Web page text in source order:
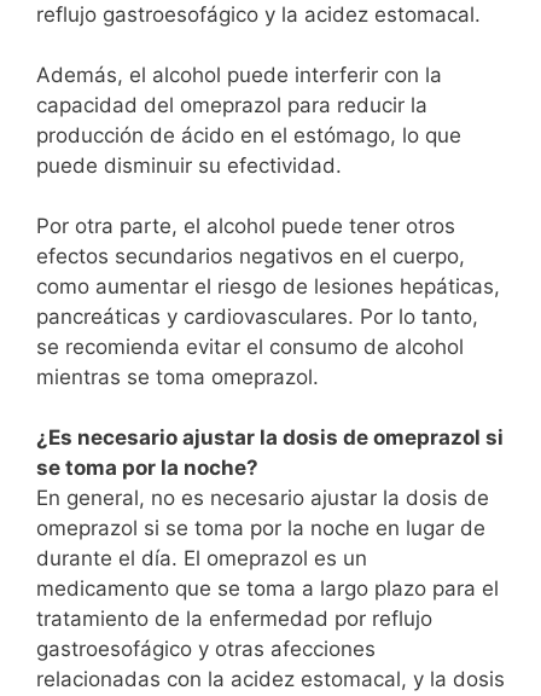
reflujo gastroesofágico y la acidez estomacal.
Además, el alcohol puede interferir con la
capacidad del omeprazol para reducir la
producción de ácido en el estómago, lo que
puede disminuir su efectividad.
Por otra parte, el alcohol puede tener otros
efectos secundarios negativos en el cuerpo,
como aumentar el riesgo de lesiones hepáticas,
pancreáticas y cardiovasculares. Por lo tanto,
se recomienda evitar el consumo de alcohol
mientras se toma omeprazol.
¿Es necesario ajustar la dosis de omeprazol si
se toma por la noche?
En general, no es necesario ajustar la dosis de
omeprazol si se toma por la noche en lugar de
durante el día. El omeprazol es un
medicamento que se toma a largo plazo para el
tratamiento de la enfermedad por reflujo
gastroesofágico y otras afecciones
relacionadas con la acidez estomacal, y la dosis